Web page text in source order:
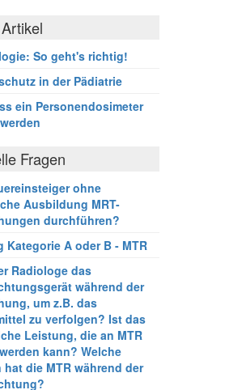
So geht's richtig!
in der Pädiatrie
ein Personendosimeter
Fragen
ohne
Ausbildung MRT-
durchführen?
Kategorie A oder B - MTR
Radiologe das
während der
um z.B. das
zu verfolgen? Ist das
Leistung, die an MTR
kann? Welche
die MTR während der